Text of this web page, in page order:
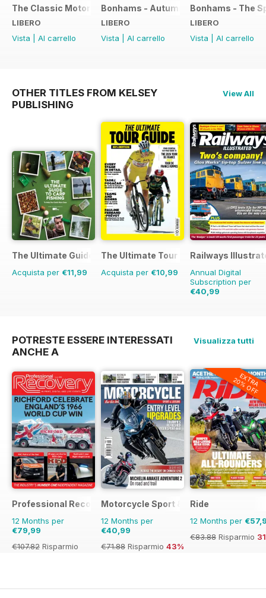
The Classic Motorcycle Yearbook FREE ISSUE
LIBERO
Vista
Al carrello
Bonhams - Autumn 2019 Stafford
LIBERO
Vista
Al carrello
Bonhams - The
LIBERO
Vista
Al carrello
OTHER TITLES FROM KELSEY
PUBLISHING
View All
The Ultimate Guide to Carp Fishing
Acquista per €11,99
The Ultimate Tour Guide - 100%
Acquista per €10,99
Railways
Annual Digital
Subscription per
€40,99
POTRESTE ESSERE INTERESSATI
ANCHE A
Visualizza tutti
Professional Recovery Magazine
12 Months per
€79,99
€107.82 Risparmio
Motorcycle Sport & Leisure
12 Months per
€40,99
€71.88 Risparmio 43%
EXTRA
20% OFF
Ride
12 Months per
€83.88 Risparmio